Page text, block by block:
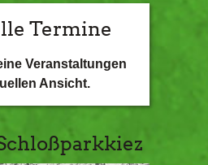
Termine
Veranstaltungen
Ansicht.